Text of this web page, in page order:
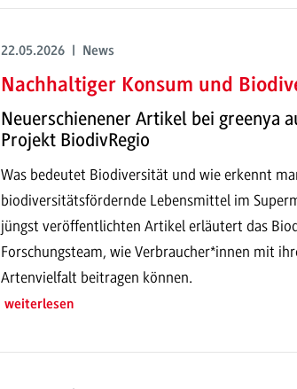
22.05.2026 | News
Nachhaltiger Konsum und
Neuerschienener Artikel bei greenya
Projekt BiodivRegio
Was bedeutet Biodiversität und wie erkennt
biodiversitätsfördernde Lebensmittel im
jüngst veröffentlichten Artikel erläutert das
Forschungsteam, wie Verbraucher*innen mit
Artenvielfalt beitragen können.
weiterlesen